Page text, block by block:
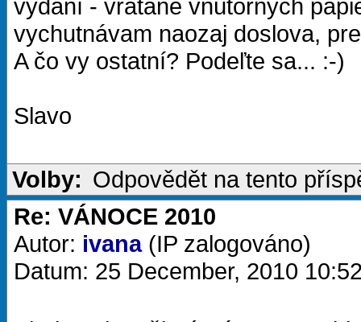
vydaní - vrátane vnútorných
vychutnávam naozaj doslova,
A čo vy ostatní? Podeľte sa... :-)
Slavo
Volby: Odpovědět na tento
Re: VÁNOCE 2010
Autor: ivana(IP zalogováno)
Datum: 25 December, 2010